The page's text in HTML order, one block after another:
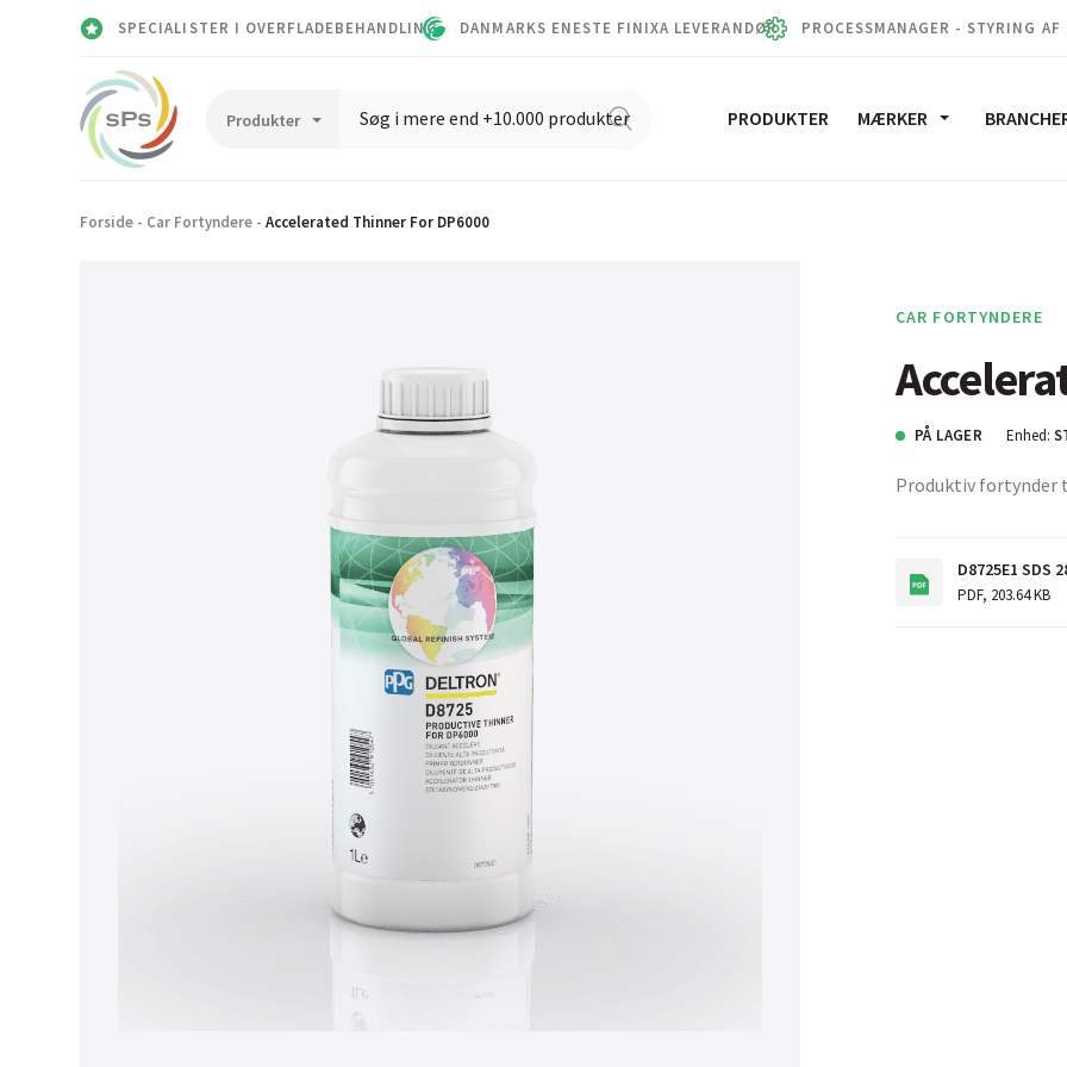
SPECIALISTER I OVERFLADEBEHANDLING DANMARKS ENESTE FINIXA LEVERANDØR PROCESSMANAGER - STYRING AF
PRODUKTER MÆRKER
Forside - Car Fortyndere - Accelerated Thinner For DP6000
CAR FORTYNDERE
PÅ LAGER Enhed:
Produktiv fortynder
D8725E1 SDS
PDF, 203.64 KB